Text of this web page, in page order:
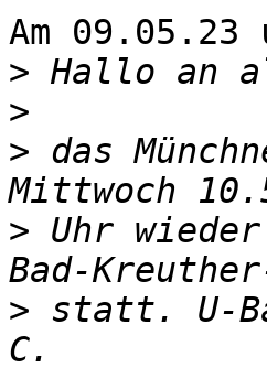
Am
>
>
> das
> Uhr
> statt. U-